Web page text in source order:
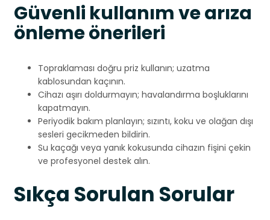
Güvenli kullanım ve arıza
önleme önerileri
Topraklaması doğru priz kullanın; uzatma
kablosundan kaçının.
Cihazı aşırı doldurmayın; havalandırma boşluklarını
kapatmayın.
Periyodik bakım planlayın; sızıntı, koku ve olağan dışı
sesleri gecikmeden bildirin.
Su kaçağı veya yanık kokusunda cihazın fişini çekin
ve profesyonel destek alın.
Sıkça Sorulan Sorular